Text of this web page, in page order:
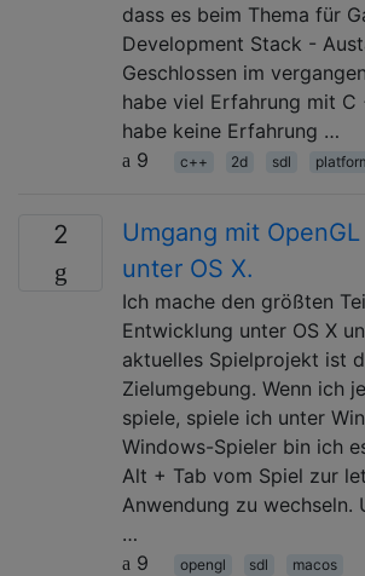
dass es beim Thema für
Development Stack -
Geschlossen im
habe viel Erfahrung mit C
habe keine Erfahrung …
9
c++ 2d sdl
2
Umgang mit
unter OS X.
Ich mache den größten
Entwicklung unter OS X
aktuelles Spielprojekt ist
Zielumgebung. Wenn ich
spiele, spiele ich unter
Windows-Spieler bin ich
Alt + Tab vom Spiel zur
Anwendung zu wechseln.
…
9
opengl sdl macos